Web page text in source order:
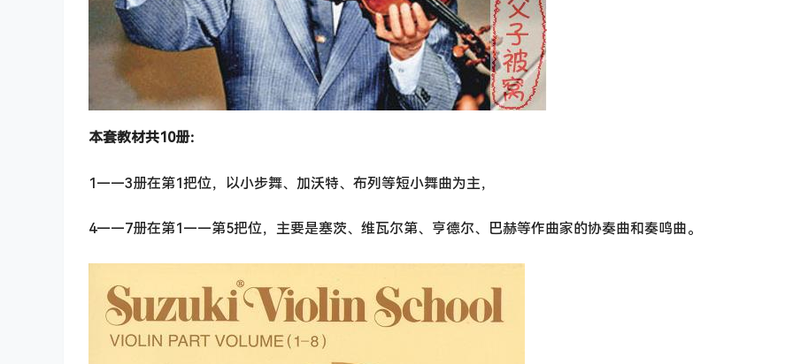
本套教材共10册：
1——3册在第1把位，以小步舞、加沃特、布列等短小舞曲为主，
4——7册在第1——第5把位，主要是塞茨、维瓦尔第、亨德尔、巴赫等作曲家的协奏曲和奏鸣曲。